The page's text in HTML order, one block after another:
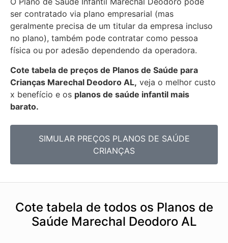
ser contratado via plano empresarial (mas
geralmente precisa de um titular da empresa incluso
no plano), também pode contratar como pessoa
física ou por adesão dependendo da operadora.
Cote tabela de preços de Planos de Saúde para
Crianças Marechal Deodoro AL, veja o melhor custo
x benefício e os planos de saúde infantil mais
barato.
SIMULAR PREÇOS PLANOS DE SAÚDE
CRIANÇAS
Cote tabela de todos os Planos de
Saúde Marechal Deodoro AL